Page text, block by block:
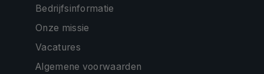
Bedrijfsinformatie
Onze missie
Vacatures
Algemene voorwaarden